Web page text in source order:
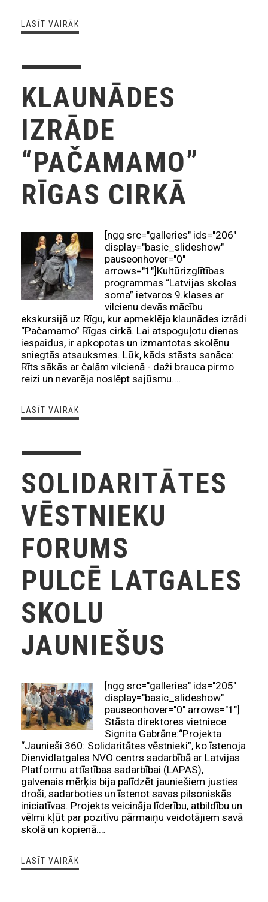
LASĪT VAIRĀK
KLAUNĀDES
IZRĀDE
“PAČAMAMO”
RĪGAS CIRKĀ
[ngg src="galleries" ids="206"
display="basic_slideshow"
pauseonhover="0"
arrows="1"]Kultūrizglītības
programmas “Latvijas skolas
soma” ietvaros 9.klases ar
vilcienu devās mācību
ekskursijā uz Rīgu, kur apmeklēja klaunādes izrādi
“Pačamamo” Rīgas cirkā. Lai atspoguļotu dienas
iespaidus, ir apkopotas un izmantotas skolēnu
sniegtās atsauksmes. Lūk, kāds stāsts sanāca:
Rīts sākās ar čalām vilcienā - daži brauca pirmo
reizi un nevarēja noslēpt sajūsmu.…
LASĪT VAIRĀK
SOLIDARITĀTES
VĒSTNIEKU
FORUMS
PULCĒ LATGALES
SKOLU
JAUNIEŠUS
[ngg src="galleries" ids="205"
display="basic_slideshow"
pauseonhover="0" arrows="1"]
Stāsta direktores vietniece
Signita Gabrāne:“Projekta
“Jaunieši 360: Solidaritātes vēstnieki”, ko īstenoja
Dienvidlatgales NVO centrs sadarbībā ar Latvijas
Platformu attīstības sadarbībai (LAPAS),
galvenais mērķis bija palīdzēt jauniešiem justies
droši, sadarboties un īstenot savas pilsoniskās
iniciatīvas. Projekts veicināja līderību, atbildību un
vēlmi kļūt par pozitīvu pārmaiņu veidotājiem savā
skolā un kopienā.…
LASĪT VAIRĀK